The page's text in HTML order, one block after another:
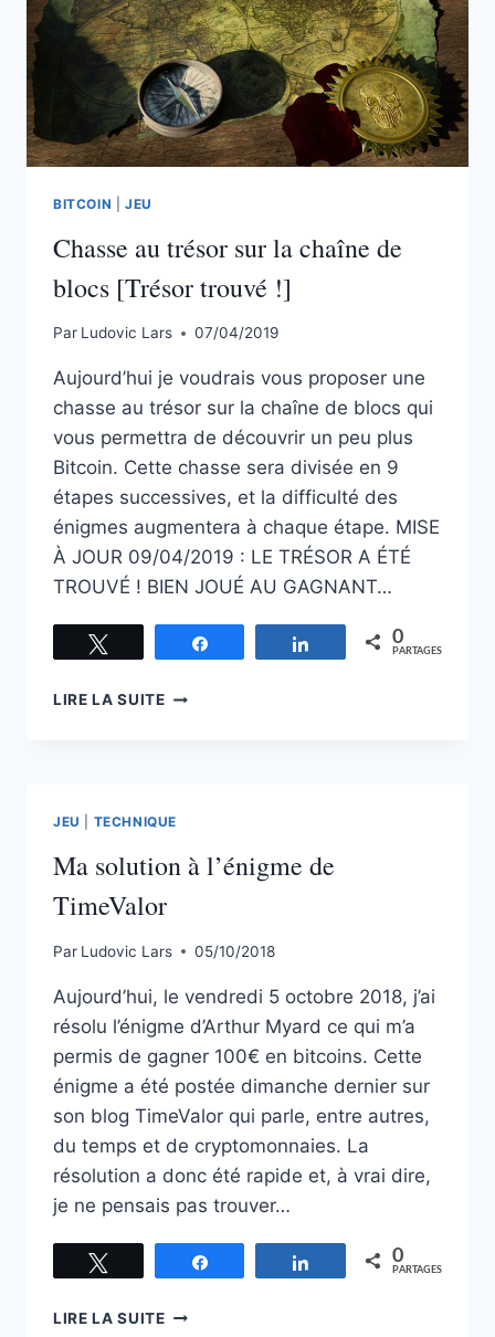
À
GAGNER
BITCOIN JEU
Chasse au trésor sur la chaîne de
blocs [Trésor trouvé !]
Par Ludovic Lars 07/04/2019
Aujourd’hui je voudrais vous proposer une
chasse au trésor sur la chaîne de blocs qui
vous permettra de découvrir un peu plus
Bitcoin. Cette chasse sera divisée en 9
étapes successives, et la difficulté des
énigmes augmentera à chaque étape. MISE
À JOUR 09/04/2019 : LE TRÉSOR A ÉTÉ
TROUVÉ ! BIEN JOUÉ AU GAGNANT…
Partagez 0
PARTAGES
LIRE LA SUITECHASSE
BLOCS
[TRÉSOR
TROUVÉ
JEU TECHNIQUE
Ma solution à l’énigme de
TimeValor
Par Ludovic Lars 05/10/2018
Aujourd’hui, le vendredi 5 octobre 2018, j’ai
résolu l’énigme d’Arthur Myard ce qui m’a
permis de gagner 100€ en bitcoins. Cette
énigme a été postée dimanche dernier sur
son blog TimeValor qui parle, entre autres,
du temps et de cryptomonnaies. La
résolution a donc été rapide et, à vrai dire,
je ne pensais pas trouver…
Partagez 0
PARTAGES
LIRE LA SUITEMA